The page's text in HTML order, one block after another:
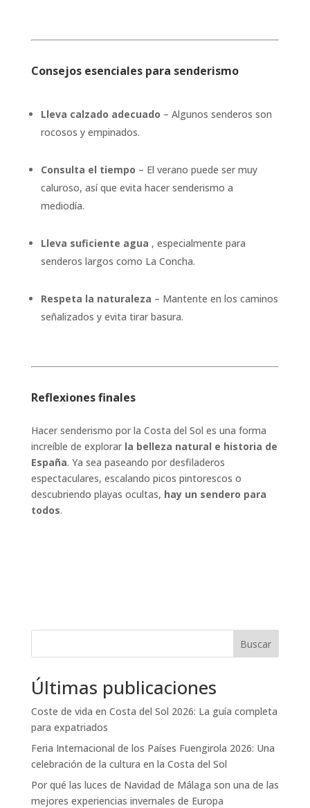
Consejos esenciales para senderismo
Lleva calzado adecuado – Algunos senderos son
rocosos y empinados.
Consulta el tiempo – El verano puede ser muy
caluroso, así que evita hacer senderismo a
mediodía.
Lleva suficiente agua , especialmente para
senderos largos como La Concha.
Respeta la naturaleza – Mantente en los caminos
señalizados y evita tirar basura.
Reflexiones finales
Hacer senderismo por la Costa del Sol es una forma
increíble de explorar la belleza natural e historia de
España. Ya sea paseando por desfiladeros
espectaculares, escalando picos pintorescos o
descubriendo playas ocultas, hay un sendero para
todos.
Buscar
Últimas publicaciones
Coste de vida en Costa del Sol 2026: La guía completa
para expatriados
Feria Internacional de los Países Fuengirola 2026: Una
celebración de la cultura en la Costa del Sol
Por qué las luces de Navidad de Málaga son una de las
mejores experiencias invernales de Europa